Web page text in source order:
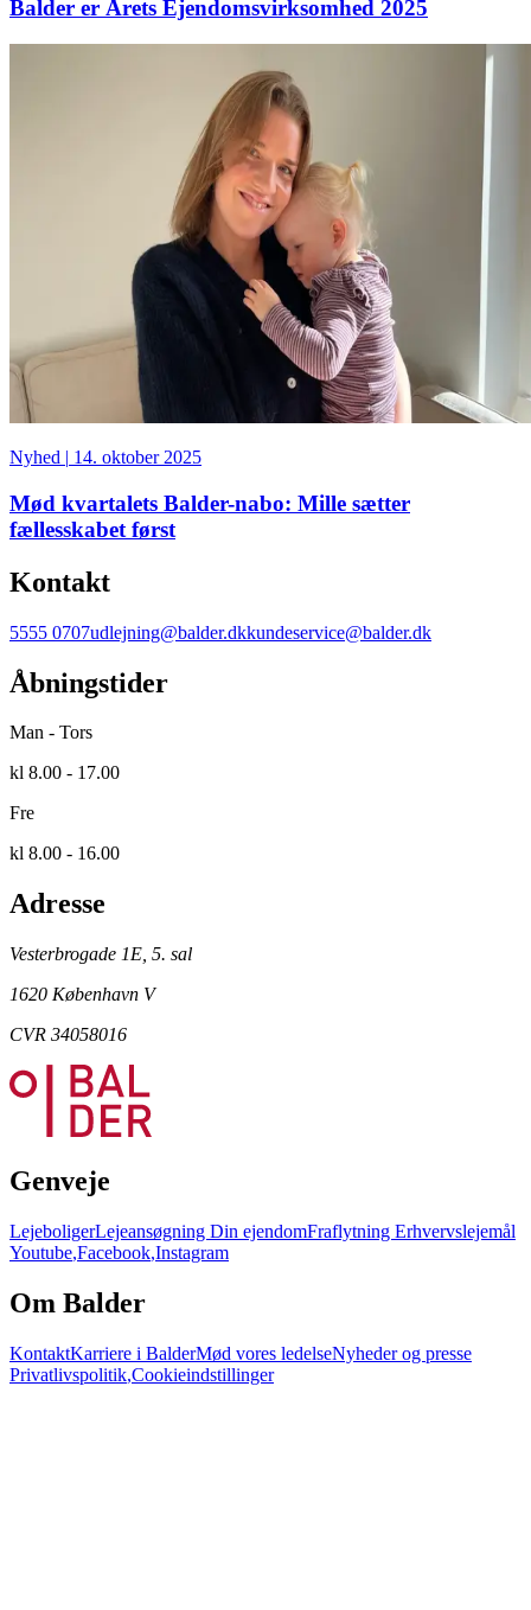
Balder er Årets Ejendomsvirksomhed 2025
Nyhed | 14. oktober 2025
Mød kvartalets Balder-nabo: Mille sætter
fællesskabet først
Kontakt
5555 0707udlejning@balder.dkkundeservice@balder.dk
Åbningstider
Man - Tors
kl 8.00 - 17.00
Fre
kl 8.00 - 16.00
Adresse
Vesterbrogade 1E, 5. sal
1620 København V
CVR 34058016
Genveje
LejeboligerLejeansøgning Din ejendomFraflytning Erhvervslejemål
Youtube,Facebook,Instagram
Om Balder
KontaktKarriere i BalderMød vores ledelseNyheder og presse
Privatlivspolitik,Cookieindstillinger